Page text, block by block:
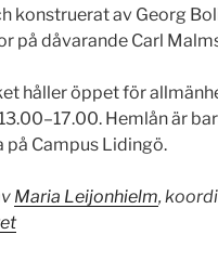
konstruerat av Georg
på dåvarande Carl
håller öppet för
Hemlån är
på Campus Lidingö.
Maria Leijonhielm,